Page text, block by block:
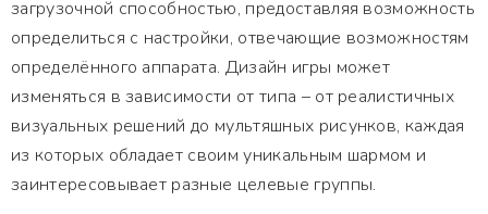
загрузочной способностью, предоставляя возможность
определиться с настройки, отвечающие возможностям
определённого аппарата. Дизайн игры может
изменяться в зависимости от типа – от реалистичных
визуальных решений до мультяшных рисунков, каждая
из которых обладает своим уникальным шармом и
заинтересовывает разные целевые группы.